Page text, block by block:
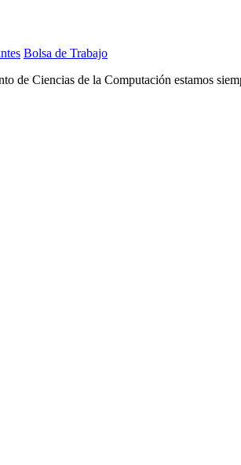
Bolsa de Trabajo
de Ciencias de la Computación estamos